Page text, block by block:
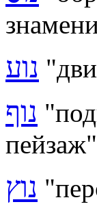
נוע
נוף
пейзаж"
נוץ